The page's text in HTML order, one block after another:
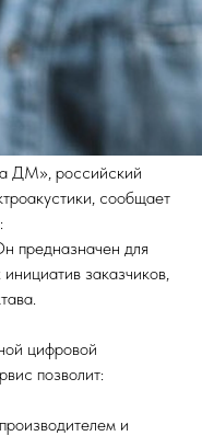
ДМ», российский
сообщает
предназначен для
заказчиков,
цифровой
позволит:
и